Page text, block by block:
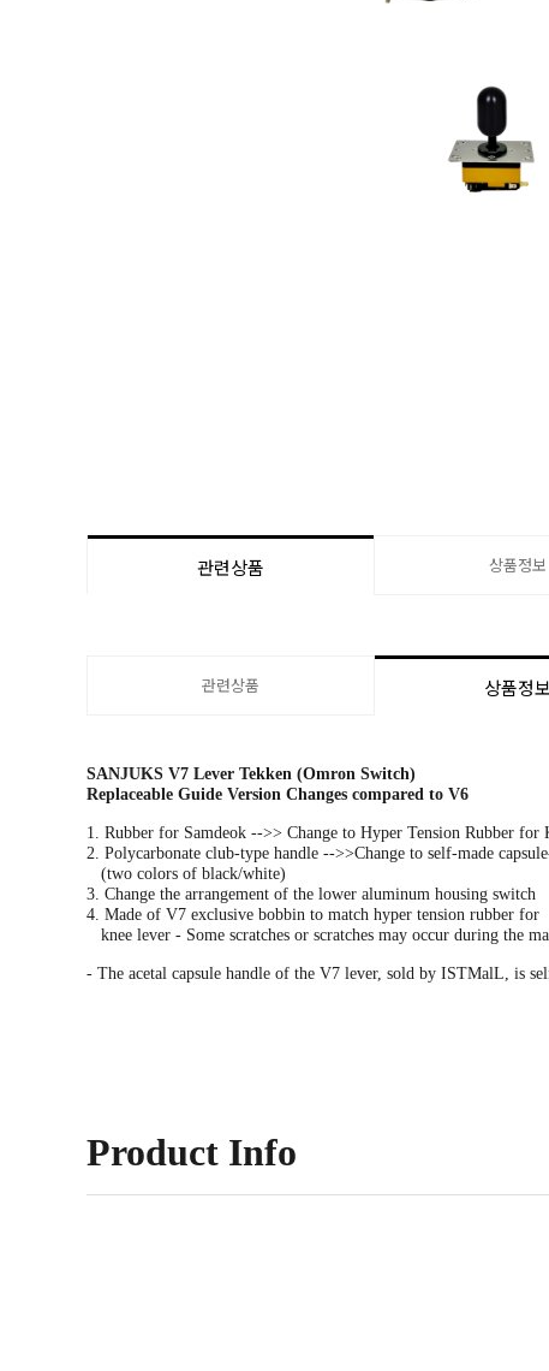
관련상품 상품정보
관련상품 상품정보
SANJUKS V7 Lever Tekken (Omron Switch)
Replaceable Guide Version Changes compared to V6
1. Rubber for Samdeok -->> Change to Hyper Tension Rubber for
2. Polycarbonate club-type handle -->>Change to self-made
(two colors of black/white)
3. Change the arrangement of the lower aluminum housing switch
4. Made of V7 exclusive bobbin to match hyper tension rubber for
knee lever - Some scratches or scratches may occur during the
- The acetal capsule handle of the V7 lever, sold by ISTMalL, is
Product Info